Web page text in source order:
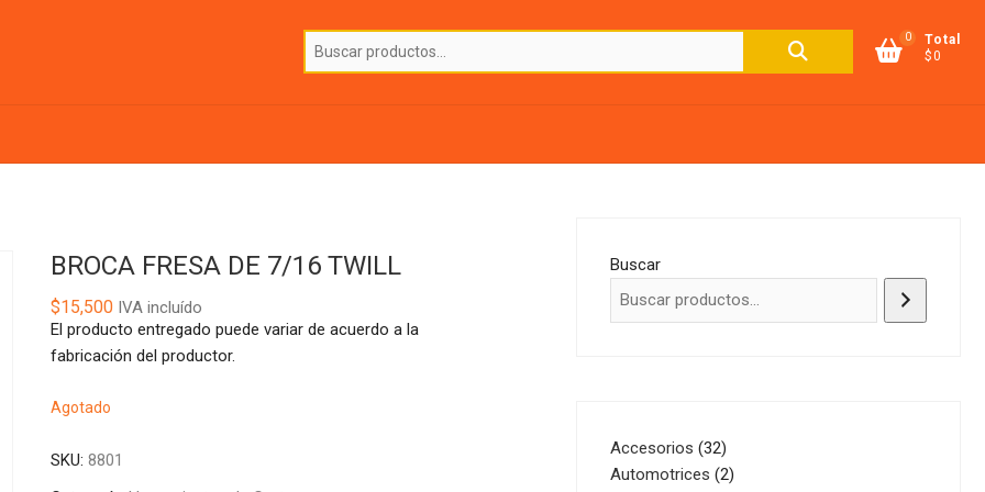
Buscar
0
Total
$0
BROCA FRESA DE 7/16 TWILL
$15,500 IVA incluído
El producto entregado puede variar de acuerdo a la
fabricación del productor.
Agotado
SKU: 8801
Buscar
Accesorios 3232
productos
Automotrices 22